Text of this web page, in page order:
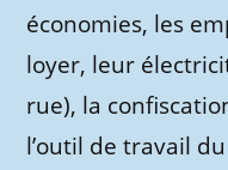
économies, les
loyer, leur
rue), la
l’outil de travail